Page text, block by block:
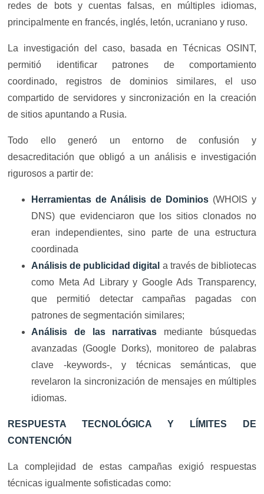
redes de bots y cuentas falsas, en múltiples idiomas,
principalmente en francés, inglés, letón, ucraniano y ruso.
La investigación del caso, basada en Técnicas OSINT,
permitió identificar patrones de comportamiento
coordinado, registros de dominios similares, el uso
compartido de servidores y sincronización en la creación
de sitios apuntando a Rusia.
Todo ello generó un entorno de confusión y
desacreditación que obligó a un análisis e investigación
rigurosos a partir de:
Herramientas de Análisis de Dominios (WHOIS y
DNS) que evidenciaron que los sitios clonados no
eran independientes, sino parte de una estructura
coordinada
Análisis de publicidad digital a través de bibliotecas
como Meta Ad Library y Google Ads Transparency,
que permitió detectar campañas pagadas con
patrones de segmentación similares;
Análisis de las narrativas mediante búsquedas
avanzadas (Google Dorks), monitoreo de palabras
clave -keywords-, y técnicas semánticas, que
revelaron la sincronización de mensajes en múltiples
idiomas.
RESPUESTA TECNOLÓGICA Y LÍMITES DE
CONTENCIÓN
La complejidad de estas campañas exigió respuestas
técnicas igualmente sofisticadas como: